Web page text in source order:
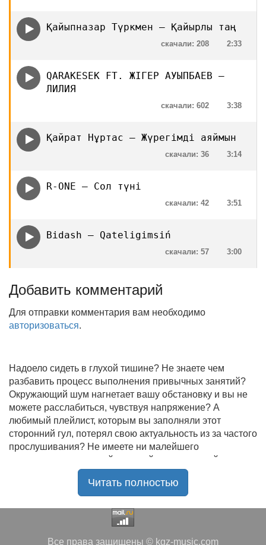
Қайыпназар Түркмен — Қайырлы таң
2:33
скачали: 208
QARAKESEK FT. ЖІГЕР АУЫПБАЕВ —
ЛИЛИЯ
3:38
скачали: 602
Қайрат Нұртас — Жүрегімді аяймын
3:14
скачали: 36
R-ONE — Сол түні
3:51
скачали: 42
Bidash — Qateligimsiń
3:00
скачали: 57
Добавить комментарий
Для отправки комментария вам необходимо
авторизоваться.
Надоело сидеть в глухой тишине? Не знаете чем
разбавить процесс выполнения привычных занятий?
Окружающий шум нагнетает вашу обстановку и вы не
можете расслабиться, чувствуя напряжение? А
любимый плейлист, которым вы заполняли этот
сторонний гул, потерял свою актуальность из за частого
прослушивания? Не имеете ни малейшего
представления, где найти новый качественный контент
на замену старому? В таком случае вы обратились по
радостью приветствует своих старых и новых
Читать полностью
Все права защищены © kgz-music.com